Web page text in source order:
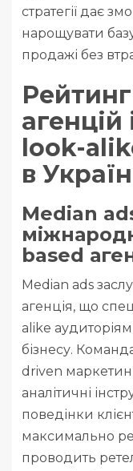
стратегії дає
нарощувати
продажі без
агенцій
look-
в
Median
based
Median ads
агенція, що
alike
бізнесу.
driven
аналітичні
поведінки
максимально
проводить